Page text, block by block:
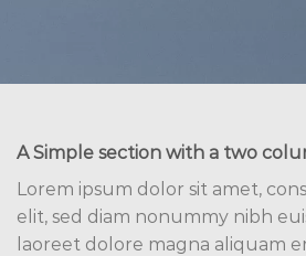
A Simple section with a two
Lorem ipsum dolor sit amet,
elit, sed diam nonummy nibh
laoreet dolore magna aliquam